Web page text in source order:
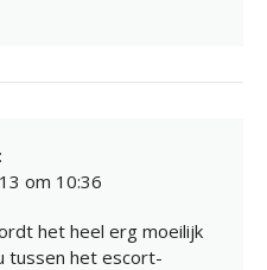
om 10:36
het heel erg moeilijk
tussen het escort-